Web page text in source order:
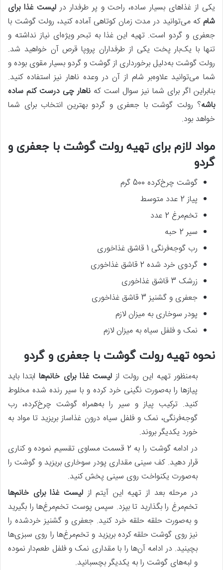
یکی از غذاهای بسیار ساده، راحت و پر طرفدار درلیست غذا برای
شامکه می‌توانید در مدت زمان کوتاهی آماده کنید، رولت گوشت با
جعفری و گردو است. تهیه این غذا به تبحر ویژه‌ای نیاز نداشته و
تنها با یک‌بار پخت یکی از طرفداران پروپا قرص آن خواهید شد.
رولت گوشت به‌دلیل برخورداری از گوشت و گردو بسیار مقوی بوده و
شما می‌توانید علاوه‌بر شام از آن در وعده ناهار نیز استفاده کنید.
بنابراین اگر برای شما نیز سوال است که ناهار چی درست کنم ساده
باشه؟ رولت گوشت با جعفری و گردو بهترین انتخاب برای شما
خواهد بود.
مواد لازم برای تهیه رولت گوشت با جعفری و
گردو
گوشت چرخ‌کرده 500 گرم
پیاز 2 عدد متوسط
تخم‌مرغ 2 عدد
سیر 2 حبه
رب گوجه‌فرنگی 1 قاشق غذاخوری
گردوی خرد شده 2 قاشق غذاخوری
زرشک 3 قاشق غذاخوری
جعفری و گشنیز 3 قاشق غذاخوری
پودر سوخاری به میزان لازم
نمک و فلفل سیاه به میزان لازم
نحوه تهیه رولت گوشت با جعفری و گردو
به‌منظور تهیه این رولت از لیست غذا برای خانم‌هاابتدا باید
پیازها را به‌صورت نگینی خرد کرده و با سیر رنده شده مخلوط
کنید. ترکیب پیاز و سیر را به‌همراه گوشت چرخ‌کرده، رب
گوجه‌فرنگی، نمک و فلفل سیاه درون غذاساز بریزید تا مواد به
خورد یکدیگر بروند.
در ادامه گوشت را به 2 قسمت مساوی تقسیم نموده و کناری
قرار دهید. کف سینی مقداری پودر سوخاری بریزید و گوشت را
به‌صورت یکنواخت روی سینی پخش کنید.
در مرحله بعد از تهیه این آیتم ازلیست غذا برای خانم‌ها
تخم‌مرغ را بگذارید تا بپزد. سپس پوست تخم‌مرغ‌ها را بگیرید
و به‌صورت حلقه حلقه خرد کنید. جعفری و گشنیز خردشده را
نیز روی گوشت حلقه کرده بریزید و تخم‌مرغ‌ها را روی سبزی‌ها
بچینید. در ادامه آن‌ها را با مقداری نمک و فلفل طعم‌دار نموده
و لبه‌های گوشت را به یکدیگر بچسبانید.